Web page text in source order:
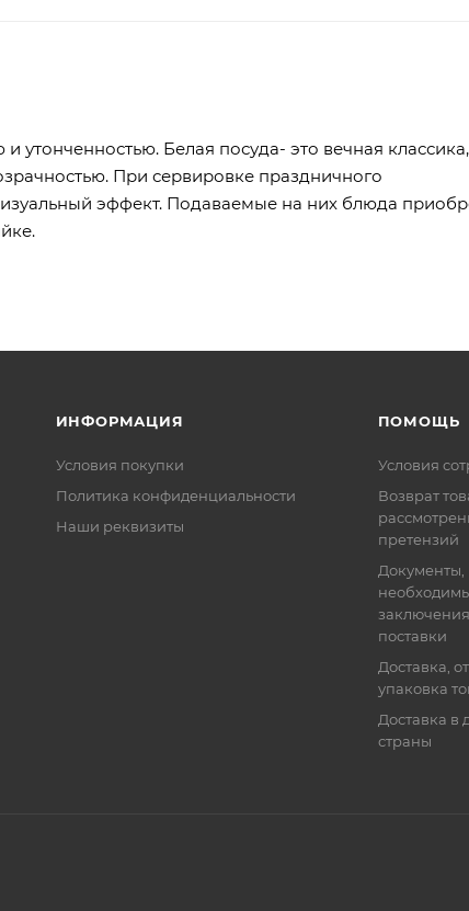
утонченностью. Белая посуда- это вечная классика,
При сервировке праздничного
эффект. Подаваемые на них блюда
ИНФОРМАЦИЯ
Условия покупки
Политика конфиденциальности
Наши реквизиты
ПОМОЩЬ
Условия
Возврат
претензий
Документы,
поставки
Доставка,
упаковка
Доставка в
страны